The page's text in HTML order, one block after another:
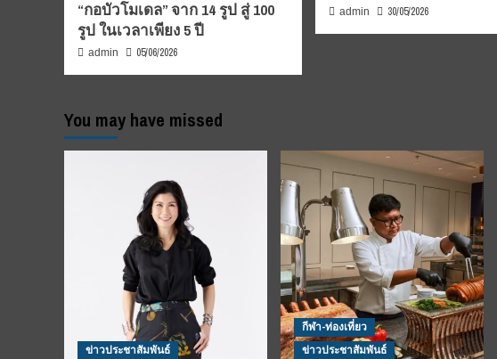
“กอบัวโมเดล” จาก 14 รูป สู่ 100
รูป ในเวลาเพียง 5 ปี
admin 05/06/2026
admin 30/05/2026
You may have missed
ข่าวประชาสัมพันธ์
กีฬา-ท่องเที่ยว
ข่าวประชาสัมพันธ์